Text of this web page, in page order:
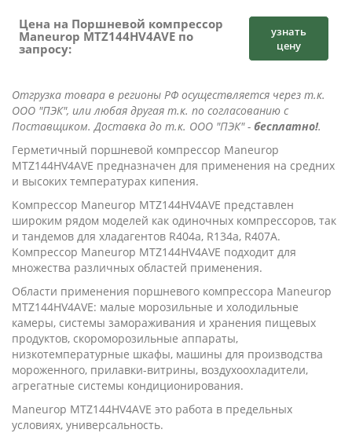
Цена на Поршневой компрессор
Maneurop MTZ144HV4AVE по
запросу:
узнать
цену
Отгрузка товара в регионы РФ осуществляется через т.к.
ООО "ПЭК", или любая другая т.к. по согласованию с
Поставщиком. Доставка до т.к. ООО "ПЭК" - бесплатно!.
Герметичный поршневой компрессор Maneurop
MTZ144HV4AVE предназначен для применения на средних
и высоких температурах кипения.
Компрессор Maneurop MTZ144HV4AVE представлен
широким рядом моделей как одиночных компрессоров, так
и тандемов для хладагентов R404a, R134a, R407A.
Компрессор Maneurop MTZ144HV4AVE подходит для
множества различных областей применения.
Области применения поршневого компрессора Maneurop
MTZ144HV4AVE: малые морозильные и холодильные
камеры, системы замораживания и хранения пищевых
продуктов, скороморозильные аппараты,
низкотемпературные шкафы, машины для производства
мороженного, прилавки-витрины, воздухоохладители,
агрегатные системы кондиционирования.
Maneurop MTZ144HV4AVE это работа в предельных
условиях, универсальность.